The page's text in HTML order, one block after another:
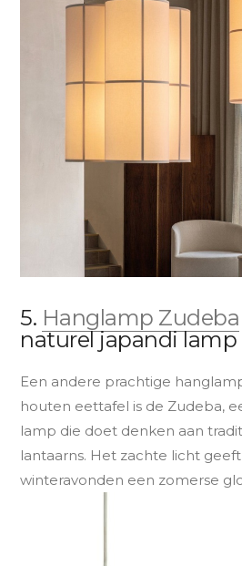
5. Hanglamp Zudeba
naturel japandi lamp
Een andere prachtige
houten eettafel is de Zudeba,
lamp die doet denken aan
lantaarns. Het zachte licht
winteravonden een zomerse